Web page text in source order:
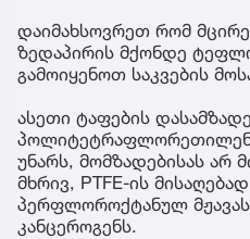
დაიმახსოვრეთ რომ
ზედაპირის მქონდე
გამოიყენოთ საკვების
ასეთი ტაფების
უნარს, მომზადებისას არ
მხრივ, PTFE-ის
პერფლოროქტანულ
კანცეროგენს.